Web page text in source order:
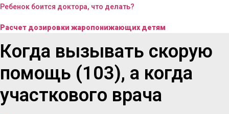
Ребенок боится доктора, что делать?
Расчет дозировки жаропонижающих детям
Когда вызывать скорую
помощь (103), а когда
участкового врача